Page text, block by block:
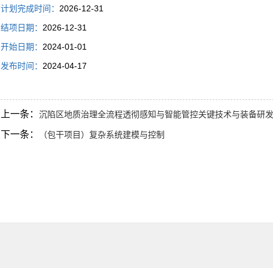
计划完成时间： 2026-12-31
结项日期： 2026-12-31
开始日期： 2024-01-01
发布时间： 2024-04-17
上一条： 沉陷区地质治理全流程透彻感知与智能管控关键技术与装备研发
下一条： （包干项目）复杂系统建模与控制